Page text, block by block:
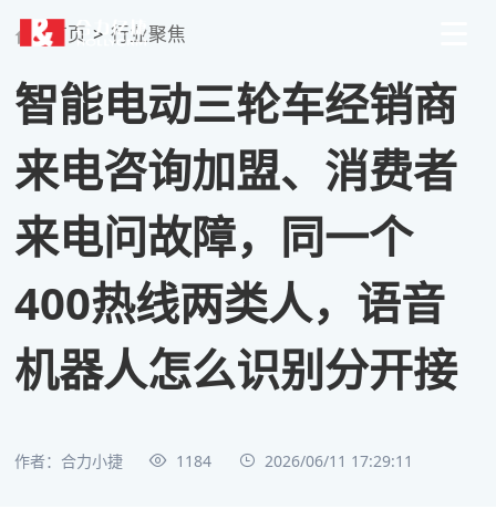
首页 > 行业聚焦
智能电动三轮车经销商
来电咨询加盟、消费者
来电问故障，同一个
400热线两类人，语音
机器人怎么识别分开接
作者：合力小捷 1184 2026/06/11 17:29:11